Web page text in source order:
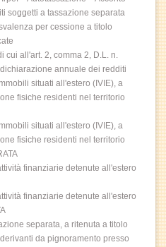
soggetti a tassazione separata
per cessione a titolo
cui all'art. 2, comma 2, D.L. n.
annuale dei redditi
situati all'estero (IVIE), a
fisiche residenti nel territorio
situati all'estero (IVIE), a
fisiche residenti nel territorio
finanziarie detenute all'estero
finanziarie detenute all'estero
separata, a ritenuta a titolo
da pignoramento presso